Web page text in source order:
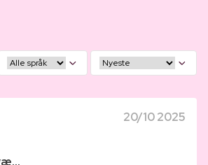
20/10 2025